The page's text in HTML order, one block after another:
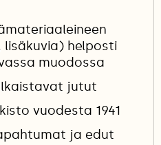
helposti
muodossa
jutut
vuodesta 1941
ja edut